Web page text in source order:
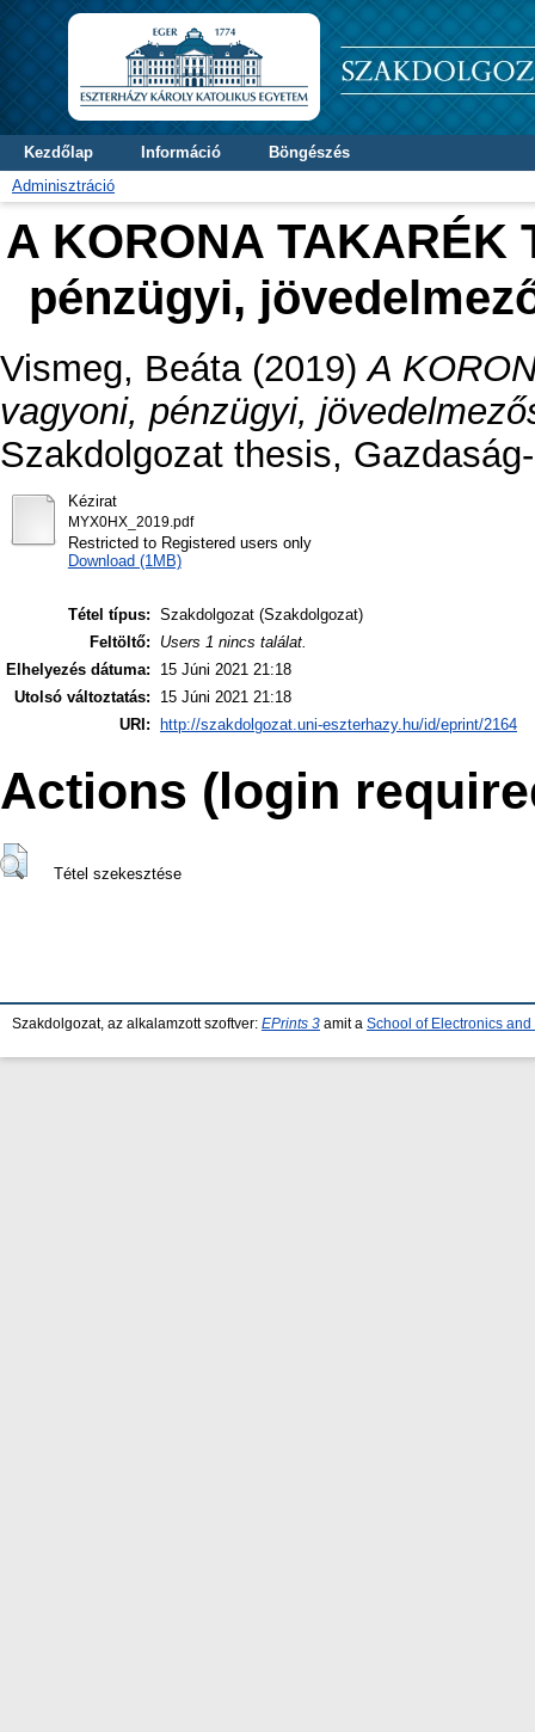
Kezdőlap Információ
Böngészés
Adminisztráció
A KORONA
pénzügyi,
Vismeg, Beáta(2019)A
vagyoni, pénzügyi,
Szakdolgozat thesis,
Kézirat
MYX0HX_2019.pdf
Restricted to Registered users only
Download (1MB)
Tétel típus: Szakdolgozat (Szakdolgozat)
Feltöltő:
Users 1 nincs találat.
Elhelyezés dátuma:
15 Júni 2021 21:18
Utolsó változtatás:
15 Júni 2021 21:18
URI:
http://szakdolgozat.uni-eszterhazy.hu/id/eprint/2164
Actions (login
Tétel szekesztése
Szakdolgozat, az alkalamzott szoftver: EPrints 3 amit a School of Electronics